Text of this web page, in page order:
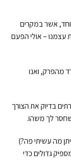
אשר במקרים
עצמנו – אולי הפעם
מהפרק, ואנו
בדיוק את הצורך
לך משהו.
מה עשיתי פה?)
גדולים כדי